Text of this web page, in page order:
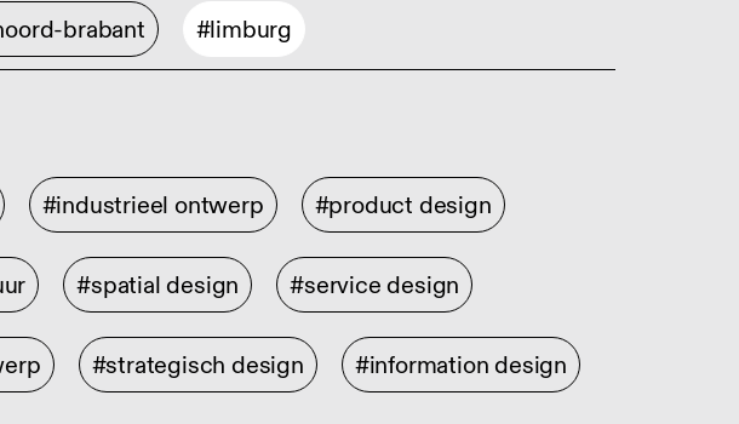
brabant #limburg
#industrieel ontwerp #product design
#spatial design #service design
#strategisch design #information design